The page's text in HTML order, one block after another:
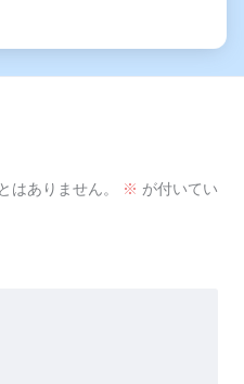
はありません。 ※ が付いてい